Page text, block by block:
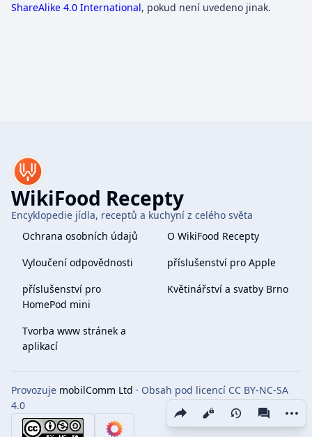
Share this page
Zobrazení
ShareAlike 4.0 International, pokud není uvedeno jinak.
WikiFood Recepty
Encyklopedie jídla, receptů a kuchyní z celého světa
Ochrana osobních údajů
O WikiFood Recepty
Vyloučení odpovědnosti
příslušenství pro Apple
příslušenství pro
HomePod mini
Květinářství a svatby Brno
Tvorba www stránek a
aplikací
Provozuje mobilComm Ltd · Obsah pod licencí CC BY-NC-SA
4.0